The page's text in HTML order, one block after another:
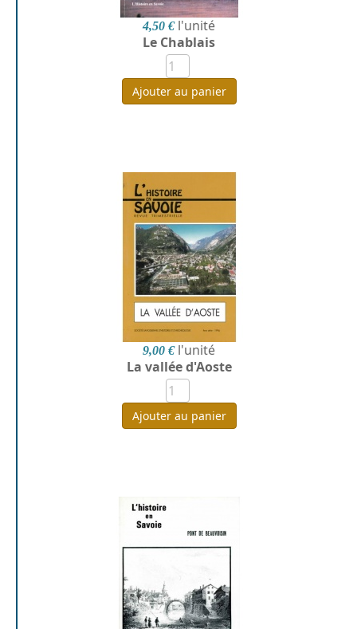
4,50 € l'unité
Le Chablais
Ajouter au panier
9,00 € l'unité
La vallée d'Aoste
Ajouter au panier